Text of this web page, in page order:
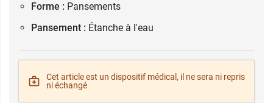
Forme : Pansements
Pansement : Étanche à l'eau
Cet article est un dispositif médical, il ne sera ni repris
ni échangé